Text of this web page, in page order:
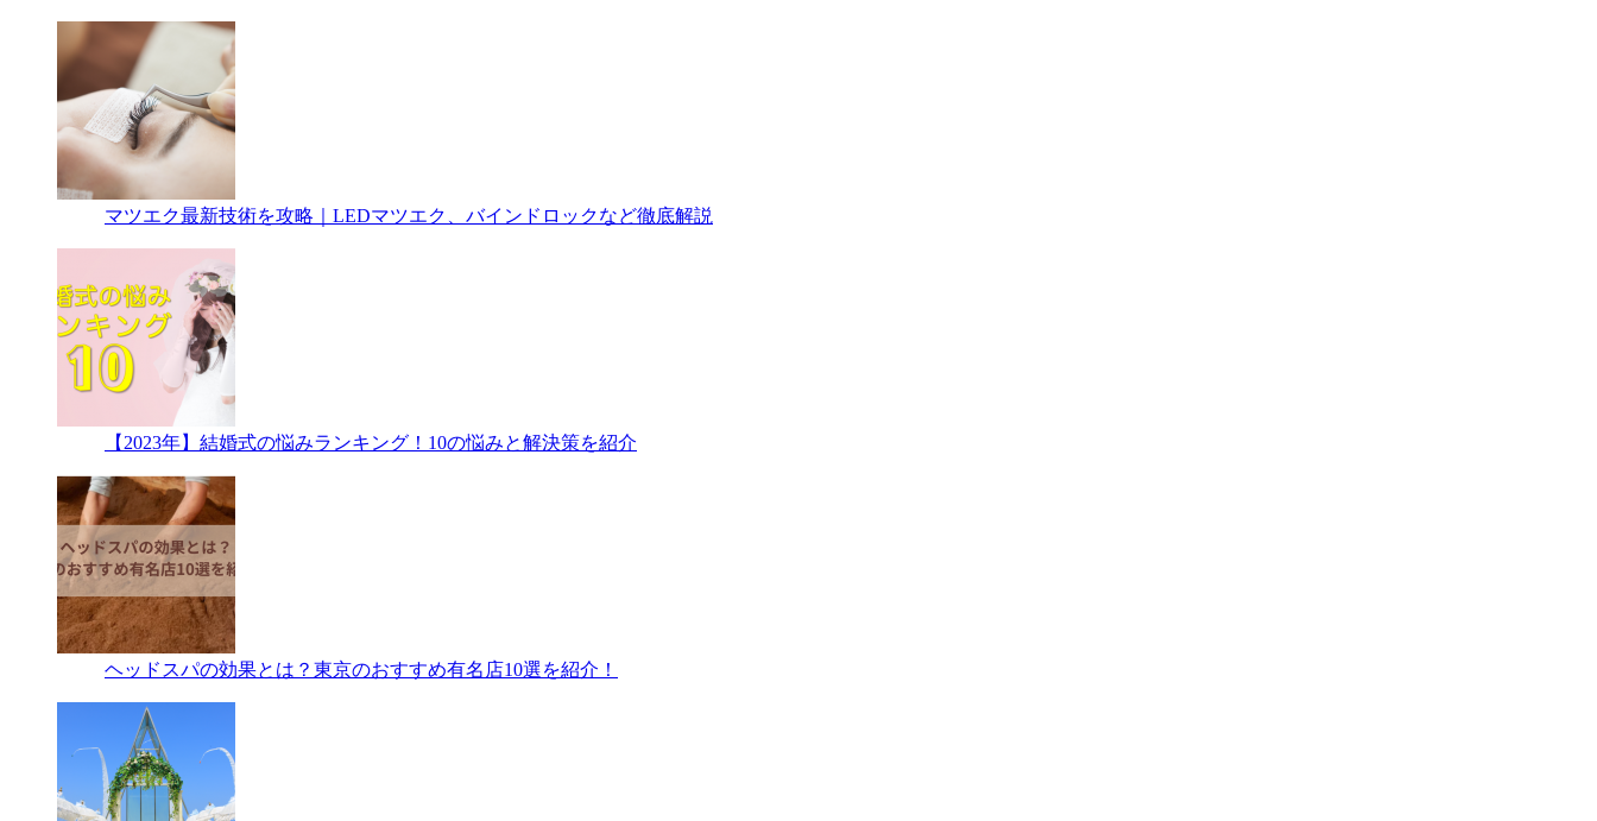
マツエク最新技術を攻略｜LEDマツエク、バインドロックなど徹底解説
【2023年】結婚式の悩みランキング！10の悩みと解決策を紹介
ヘッドスパの効果とは？東京のおすすめ有名店10選を紹介！